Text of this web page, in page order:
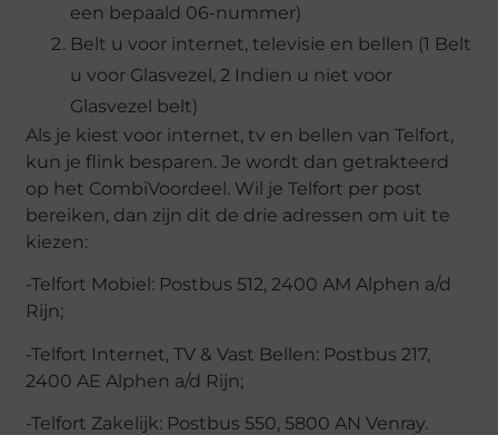
een bepaald 06-nummer)
Belt u voor internet, televisie en bellen (1 Belt
u voor Glasvezel, 2 Indien u niet voor
Glasvezel belt)
Als je kiest voor internet, tv en bellen van Telfort,
kun je flink besparen. Je wordt dan getrakteerd
op het CombiVoordeel. Wil je Telfort per post
bereiken, dan zijn dit de drie adressen om uit te
kiezen:
-Telfort Mobiel: Postbus 512, 2400 AM Alphen a/d
Rijn;
-Telfort Internet, TV & Vast Bellen: Postbus 217,
2400 AE Alphen a/d Rijn;
-Telfort Zakelijk: Postbus 550, 5800 AN Venray.